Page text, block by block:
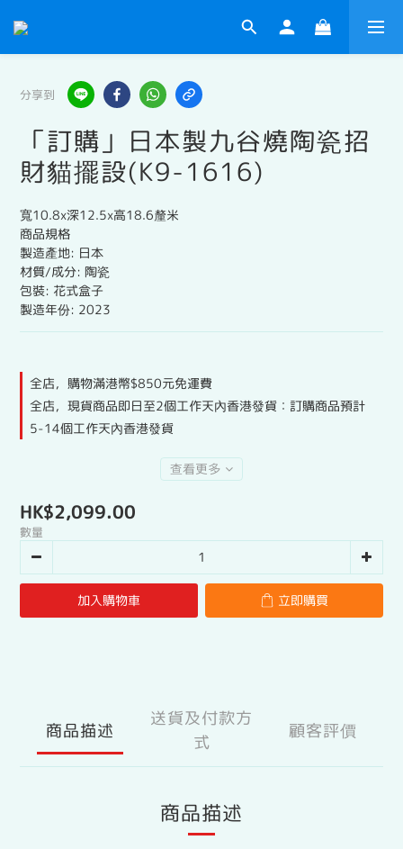
分享到
「訂購」日本製九谷燒陶瓷招
財貓擺設(K9-1616)
寬10.8x深12.5x高18.6釐米
商品規格
製造產地: 日本
材質/成分: 陶瓷
包裝: 花式盒子
製造年份: 2023
全店，購物滿港幣$850元免運費
全店，現貨商品即日至2個工作天內香港發貨：訂購商品預計
5-14個工作天內香港發貨
查看更多
HK$2,099.00
數量
加入購物車 立即購買
商品描述
送貨及付款方
式
顧客評價
商品描述